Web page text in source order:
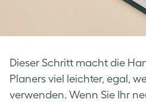
Dieser Schritt macht die
Planers viel leichter, egal,
verwenden. Wenn Sie Ihr